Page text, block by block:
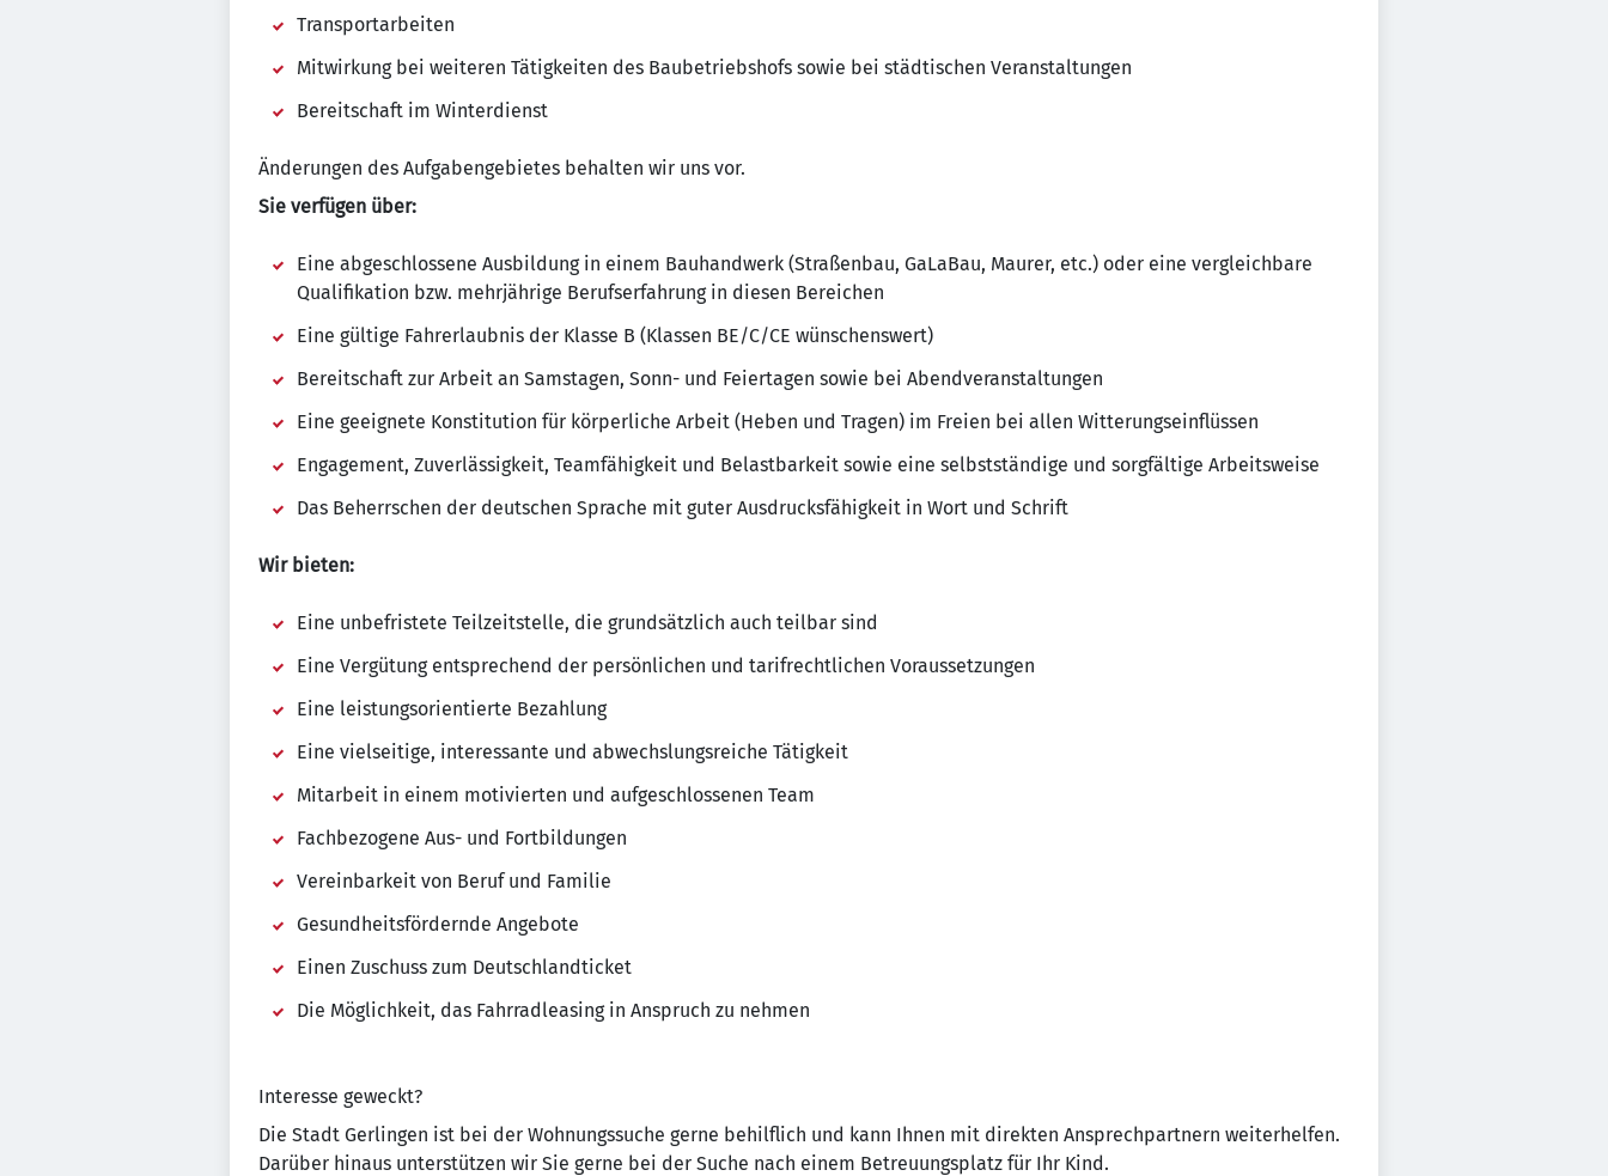
Transportarbeiten
Mitwirkung bei weiteren Tätigkeiten des Baubetriebshofs sowie bei städtischen Veranstaltungen
Bereitschaft im Winterdienst
Änderungen des Aufgabengebietes behalten wir uns vor.
Sie verfügen über:
Eine abgeschlossene Ausbildung in einem Bauhandwerk (Straßenbau, GaLaBau, Maurer, etc.) oder eine vergleichbare
Qualifikation bzw. mehrjährige Berufserfahrung in diesen Bereichen
Eine gültige Fahrerlaubnis der Klasse B (Klassen BE/C/CE wünschenswert)
Bereitschaft zur Arbeit an Samstagen, Sonn- und Feiertagen sowie bei Abendveranstaltungen
Eine geeignete Konstitution für körperliche Arbeit (Heben und Tragen) im Freien bei allen Witterungseinflüssen
Engagement, Zuverlässigkeit, Teamfähigkeit und Belastbarkeit sowie eine selbstständige und sorgfältige Arbeitsweise
Das Beherrschen der deutschen Sprache mit guter Ausdrucksfähigkeit in Wort und Schrift
Wir bieten:
Eine unbefristete Teilzeitstelle, die grundsätzlich auch teilbar sind
Eine Vergütung entsprechend der persönlichen und tarifrechtlichen Voraussetzungen
Eine leistungsorientierte Bezahlung
Eine vielseitige, interessante und abwechslungsreiche Tätigkeit
Mitarbeit in einem motivierten und aufgeschlossenen Team
Fachbezogene Aus- und Fortbildungen
Vereinbarkeit von Beruf und Familie
Gesundheitsfördernde Angebote
Einen Zuschuss zum Deutschlandticket
Die Möglichkeit, das Fahrradleasing in Anspruch zu nehmen
Interesse geweckt?
Die Stadt Gerlingen ist bei der Wohnungssuche gerne behilflich und kann Ihnen mit direkten Ansprechpartnern weiterhelfen.
Darüber hinaus unterstützen wir Sie gerne bei der Suche nach einem Betreuungsplatz für Ihr Kind.